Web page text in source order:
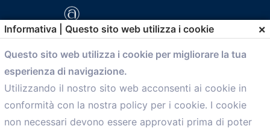
comunicazione@confartigianato.bo.it
Menù
Informativa | Questo sito web utilizza i cookie ×
Questo sito web utilizza i cookie per migliorare la tua
esperienza di navigazione.
Utilizzando il nostro sito web acconsenti ai cookie in
conformità con la nostra policy per i cookie. I cookie
non necessari devono essere approvati prima di poter